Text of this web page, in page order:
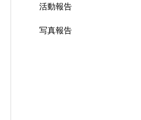
活動報告
写真報告